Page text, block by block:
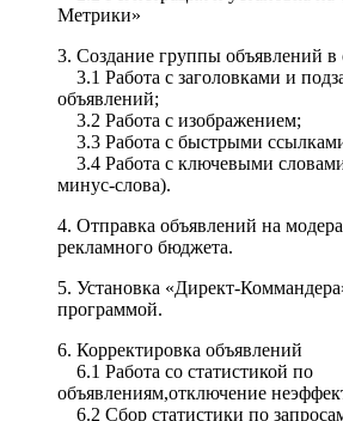
Метрики»
3. Создание группы объявлений в
3.1 Работа с заголовками и
объявлений;
3.2 Работа с изображением;
3.3 Работа с быстрыми
3.4 Работа с ключевыми
минус-слова).
4. Отправка объявлений на
рекламного бюджета.
5. Установка «Директ-
программой.
6. Корректировка объявлений
6.1 Работа со статистикой по
объявлениям,отключение
6.2 Сбор статистики по